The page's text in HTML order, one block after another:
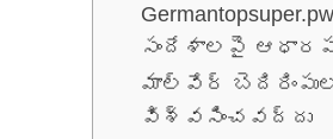
సందేశాలపై
మాల్వేర్
విశ్వసించవద్దు